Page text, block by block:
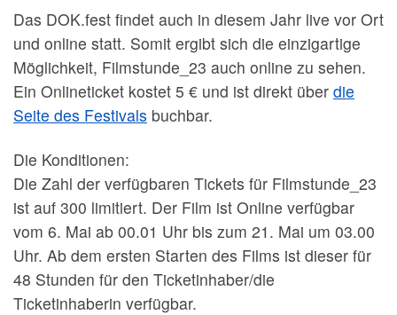
Das DOK.fest findet auch in diesem Jahr live vor Ort
und online statt. Somit ergibt sich die einzigartige
Möglichkeit, Filmstunde_23 auch online zu sehen.
Ein Onlineticket kostet 5 € und ist direkt über die
Seite des Festivals buchbar.
Die Konditionen:
Die Zahl der verfügbaren Tickets für Filmstunde_23
ist auf 300 limitiert. Der Film ist Online verfügbar
vom 6. Mai ab 00.01 Uhr bis zum 21. Mai um 03.00
Uhr. Ab dem ersten Starten des Films ist dieser für
48 Stunden für den Ticketinhaber/die
Ticketinhaberin verfügbar.